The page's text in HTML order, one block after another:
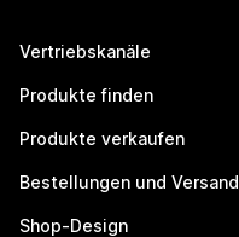
Vertriebskanäle
Produkte finden
Produkte verkaufen
Bestellungen und Versand
Shop-Design